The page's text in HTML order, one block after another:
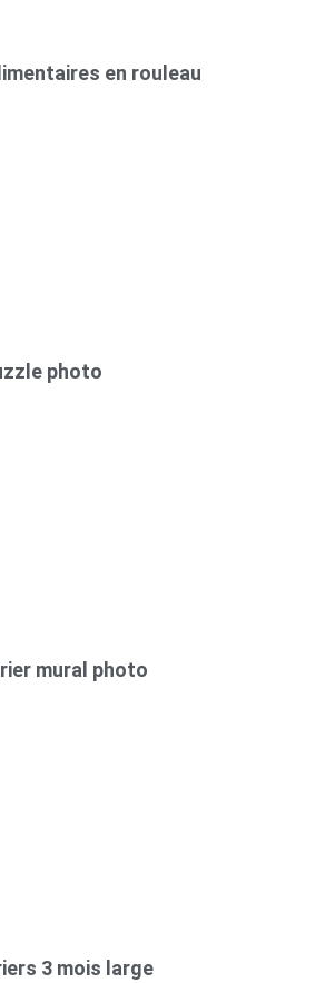
en rouleau
photo
mural photo
3 mois large